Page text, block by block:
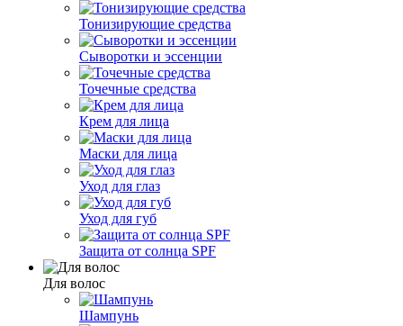
Тонизирующие средства
Сыворотки и эссенции
Точечные средства
Крем для лица
Маски для лица
Уход для глаз
Уход для губ
Защита от солнца SPF
Для волос
Шампунь